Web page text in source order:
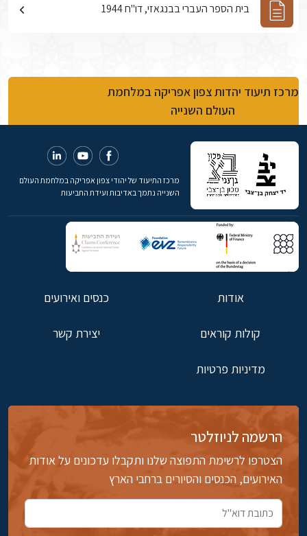
בית הספר העברי בבנגאזי, דו"ח 1944
מרכז תיעוד יהדות צפון אפריקה במלחמת
העולם השנייה
מרכז התיעוד של יהודי צפון אפריקה במלחמת העולם
השנייה נתמך באדיבות ועידת התביעות
אודות כנסים ואירועים
קולות קוראים יצירת קשר
מדיניות פרטיות
הרשמה לניוזלטר
הצטרפו לרשימת התפוצה שלנו ותקבלו עדכונים על אודות
האירועים, הכנסים והסיורים ברחבי הארץ